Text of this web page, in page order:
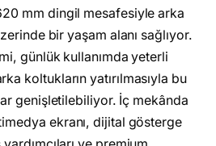
mm dingil mesafesiyle arka
bir yaşam alanı sağlıyor.
günlük kullanımda yeterli
koltukların yatırılmasıyla bu
genişletilebiliyor. İç mekânda
ekranı, dijital gösterge